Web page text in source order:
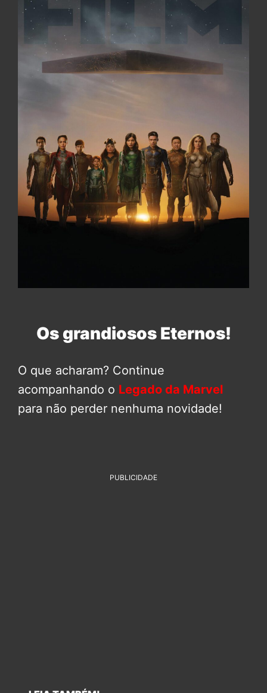
Os grandiosos Eternos!
O que acharam? Continue
acompanhando o Legado da Marvel
para não perder nenhuma novidade!
PUBLICIDADE